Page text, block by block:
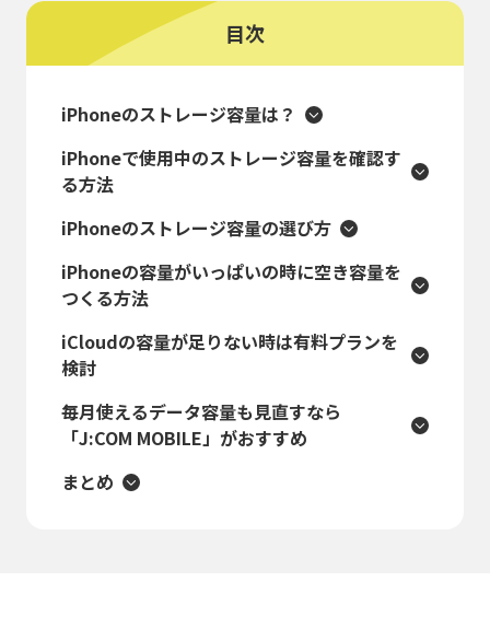
目次
iPhoneのストレージ容量は？
iPhoneで使用中のストレージ容量を確認す
る方法
iPhoneのストレージ容量の選び方
iPhoneの容量がいっぱいの時に空き容量を
つくる方法
iCloudの容量が足りない時は有料プランを
検討
毎月使えるデータ容量も見直すなら
「J:COM MOBILE」がおすすめ
まとめ